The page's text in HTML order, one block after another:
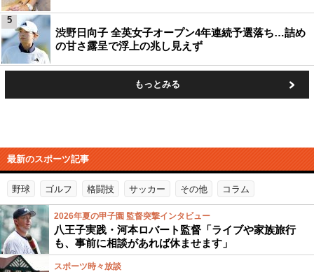
渋野日向子 全英女子オープン4年連続予選落ち…詰め
の甘さ露呈で浮上の兆し見えず
5
もっとみる
最新のスポーツ記事
野球 ゴルフ 格闘技 サッカー その他 コラム
2026年夏の甲子園 監督突撃インタビュー
八王子実践・河本ロバート監督「ライブや家族旅行
も、事前に相談があれば休ませます」
スポーツ時々放談